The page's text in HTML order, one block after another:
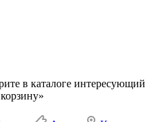
в каталоге интересующий